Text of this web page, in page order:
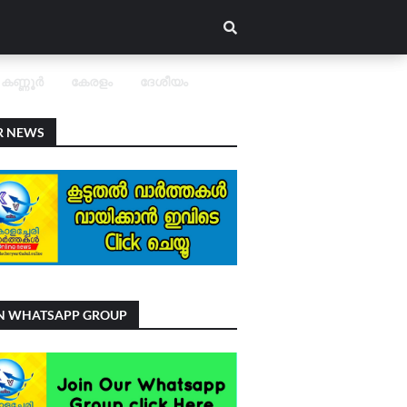
കണ്ണൂർ കേരളം ദേശീയം
NEWS
WHATSAPP GROUP